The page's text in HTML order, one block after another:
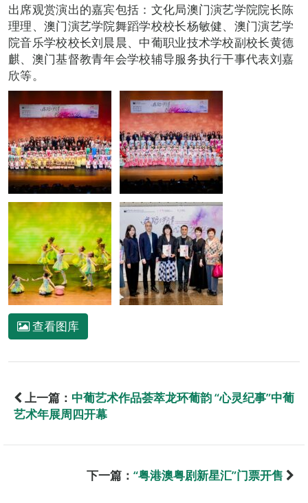
出席观赏演出的嘉宾包括：文化局澳门演艺学院院长陈
理理、澳门演艺学院舞蹈学校校长杨敏健、澳门演艺学
院音乐学校校长刘晨晨、中葡职业技术学校副校长黄德
麒、澳门基督教青年会学校辅导服务执行干事代表刘嘉
欣等。
查看图库
上一篇： 中葡艺术作品荟萃龙环葡韵 “心灵纪事”中葡
艺术年展周四开幕
下一篇： “粤港澳粤剧新星汇”门票开售